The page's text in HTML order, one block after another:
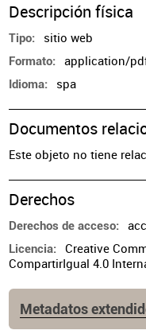
Descripción física
Tipo sitio web
Formato application/
Idioma spa
Documentos
Este objeto no tiene
Derechos
Derechos de acceso
Licencia
Creative
CompartirIgual 4.0
Metadatos